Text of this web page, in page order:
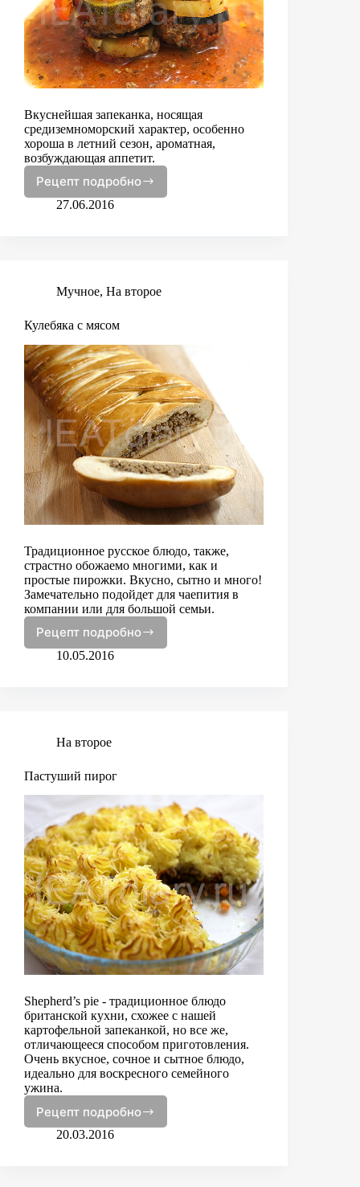
Вкуснейшая запеканка, носящая
средиземноморский характер, особенно
хороша в летний сезон, ароматная,
возбуждающая аппетит.
Рецепт подробно
Запеканка
с
27.06.2016
Мучное, На второе
Кулебяка с мясом
Традиционное русское блюдо, также,
страстно обожаемо многими, как и
простые пирожки. Вкусно, сытно и много!
Замечательно подойдет для чаепития в
компании или для большой семьи.
Рецепт подробно
Кулебяка
с
10.05.2016
На второе
Пастуший пирог
Shepherd’s pie - традиционное блюдо
британской кухни, схожее с нашей
картофельной запеканкой, но все же,
отличающееся способом приготовления.
Очень вкусное, сочное и сытное блюдо,
идеально для воскресного семейного
ужина.
Рецепт подробно
Пастуший
пирог
20.03.2016